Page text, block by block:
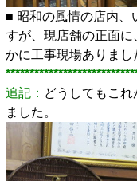
■ 昭和の風情の店内、
すが、現店舗の正面
かに工事現場ありまし
追記： どうしてもこ
ました。